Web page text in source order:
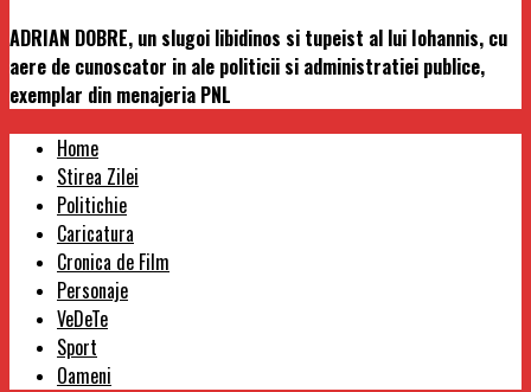
ADRIAN DOBRE, un slugoi libidinos si tupeist al lui Iohannis, cu
aere de cunoscator in ale politicii si administratiei publice,
exemplar din menajeria PNL
Home
Stirea Zilei
Politichie
Caricatura
Cronica de Film
Personaje
VeDeTe
Sport
Oameni